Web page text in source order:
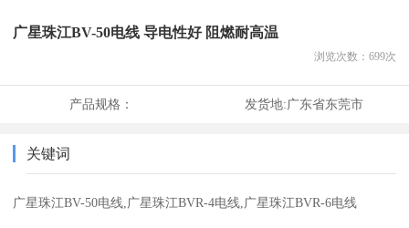
广星珠江BV-50电线 导电性好 阻燃耐高温
浏览次数： 699次
产品规格： 发货地:广东省东莞市
关键词
广星珠江BV-50电线,广星珠江BVR-4电线,广星珠江BVR-6电线